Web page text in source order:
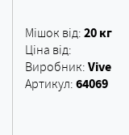
Мішок від: 20 кг
Ціна від:
Виробник: Vive
Артикул: 64069